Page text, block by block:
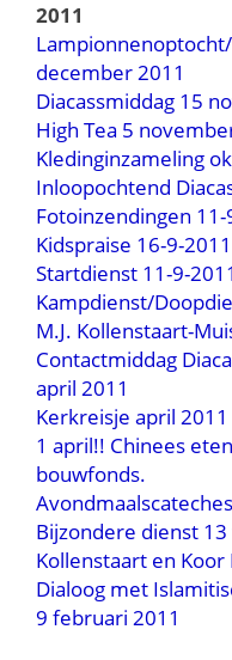
2011
december 2011
Diacassmiddag 15
High Tea 5
Kledinginzameling
Inloopochtend
Fotoinzendingen
Kidspraise 16-9-
Startdienst 11-9-2011
Kampdienst/
M.J. Kollenstaart-
Contactmiddag
april 2011
Kerkreisje april 2011
1 april!! Chinees
bouwfonds.
Bijzondere dienst
Kollenstaart en Koor
Dialoog met
9 februari 2011